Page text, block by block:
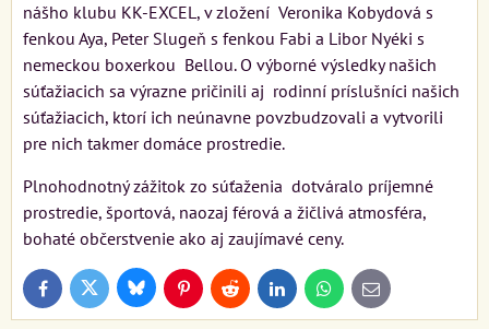
nášho klubu KK-EXCEL, v zložení Veronika Kobydová s
fenkou Aya, Peter Slugeň s fenkou Fabi a Libor Nyéki s
nemeckou boxerkou Bellou. O výborné výsledky našich
súťažiacich sa výrazne pričinili aj rodinní príslušníci našich
súťažiacich, ktorí ich neúnavne povzbudzovali a vytvorili
pre nich takmer domáce prostredie.
Plnohodnotný zážitok zo súťaženia dotváralo príjemné
prostredie, športová, naozaj férová a žičlivá atmosféra,
bohaté občerstvenie ako aj zaujímavé ceny.
FacebookTwitter BlueskyPinterestReddit LinkedInWhatsApp
E-
mail